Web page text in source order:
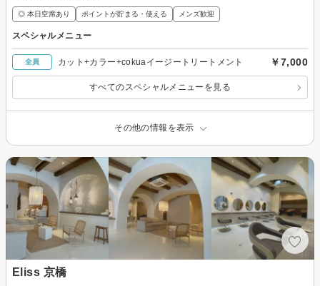
◎ 本日空席あり ポイントが貯まる・使える メンズ歓迎
スペシャルメニュー
全員 カット+カラー+cokuaイージートリートメント ￥7,000
すべてのスペシャルメニューを見る
その他の情報を表示
Eliss 京橋